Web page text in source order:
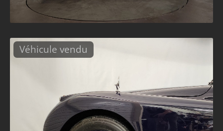
Véhicule vendu